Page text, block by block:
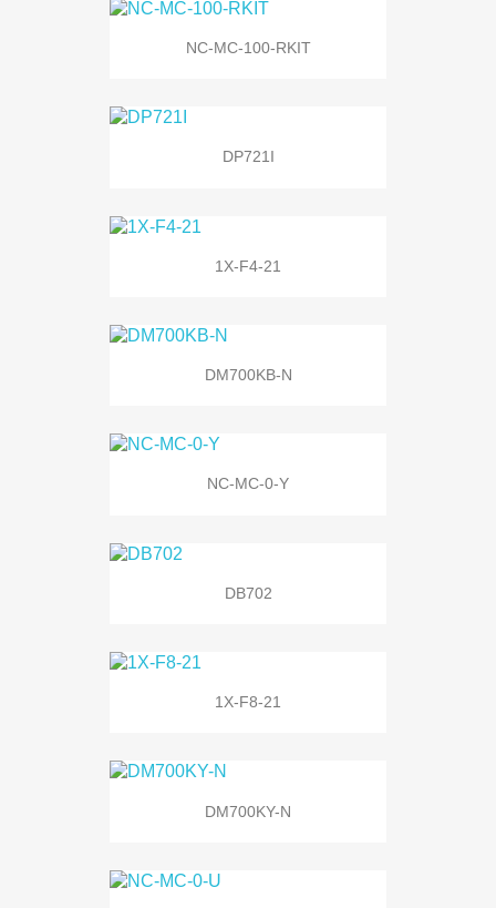
NC-MC-100-RKIT
DP721I
1X-F4-21
DM700KB-N
NC-MC-0-Y
DB702
1X-F8-21
DM700KY-N